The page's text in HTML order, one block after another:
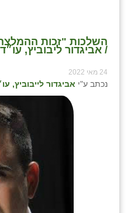
השלכות "זכות
/ אביגדור ליבוביץ, עו״ד
24 מאי 2022
נכתב ע"י אביגדור לייבוביץ,